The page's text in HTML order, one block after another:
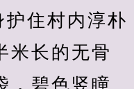
住村内淳朴
米长的无骨
，碧色竖瞳